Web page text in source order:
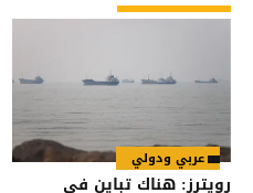
عربي ودولي
رويترز: هناك تباين في